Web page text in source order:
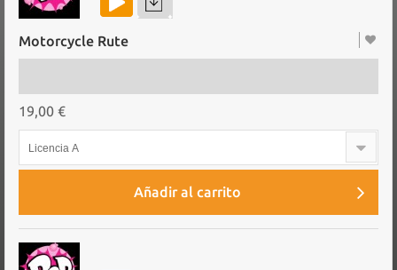
Motorcycle Rute
19,00 €
Licencia A
Añadir al carrito